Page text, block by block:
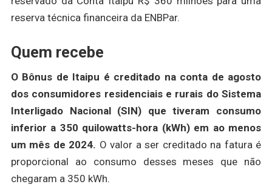
reserva técnica financeira da ENBPar.
Quem recebe
O Bônus de Itaipu é creditado na conta de agosto
dos consumidores residenciais e rurais do Sistema
Interligado Nacional (SIN) que tiveram consumo
inferior a 350 quilowatts-hora (kWh) em ao menos
um mês de 2024. O valor a ser creditado na fatura é
proporcional ao consumo desses meses que não
chegaram a 350 kWh.